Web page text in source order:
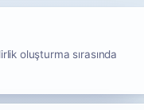
oluşturma sırasında